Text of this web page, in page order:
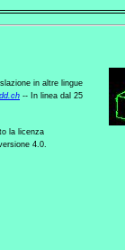
in altre lingue
.ch -- In linea dal 25
la licenza
4.0.